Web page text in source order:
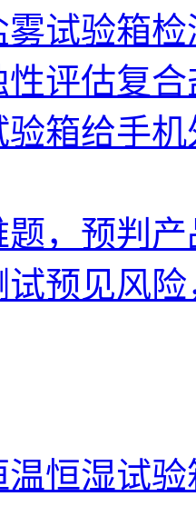
雾试验箱
评估复
验箱给手
，预判
试预见风
温恒湿试